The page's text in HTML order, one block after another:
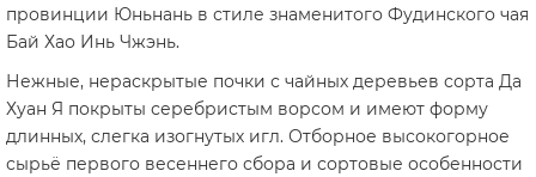
провинции Юньнань в стиле знаменитого Фудинского чая
Бай Хао Инь Чжэнь.
Нежные, нераскрытые почки с чайных деревьев сорта Да
Хуан Я покрыты серебристым ворсом и имеют форму
длинных, слегка изогнутых игл. Отборное высокогорное
сырьё первого весеннего сбора и сортовые особенности